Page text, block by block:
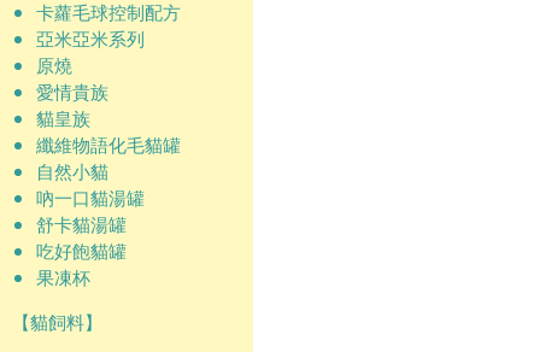
卡蘿毛球控制配方
亞米亞米系列
原燒
愛情貴族
貓皇族
纖維物語化毛貓罐
自然小貓
吶一口貓湯罐
舒卡貓湯罐
吃好飽貓罐
果凍杯
【貓飼料】